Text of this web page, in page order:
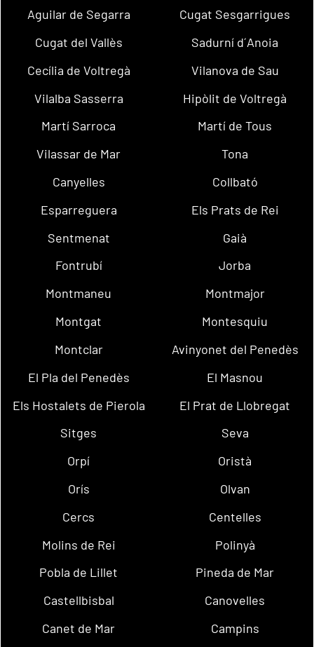
Aguilar de Segarra
Cugat Sesgarrigues
Cugat del Vallès
Sadurní d´Anoia
Cecília de Voltregà
Vilanova de Sau
Vilalba Sasserra
Hipòlit de Voltregà
Martí Sarroca
Martí de Tous
Vilassar de Mar
Tona
Canyelles
Collbató
Esparreguera
Els Prats de Rei
Sentmenat
Gaià
Fontrubí
Jorba
Montmaneu
Montmajor
Montgat
Montesquiu
Montclar
Avinyonet del Penedès
El Pla del Penedès
El Masnou
Els Hostalets de Pierola
El Prat de Llobregat
Sitges
Seva
Orpí
Oristà
Orís
Olvan
Cercs
Centelles
Molins de Rei
Polinyà
Pobla de Lillet
Pineda de Mar
Castellbisbal
Canovelles
Canet de Mar
Campins